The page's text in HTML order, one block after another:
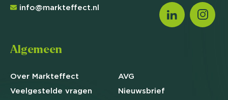
info@markteffect.nl
Algemeen
Over Markteffect
Veelgestelde vragen
AVG
Nieuwsbrief